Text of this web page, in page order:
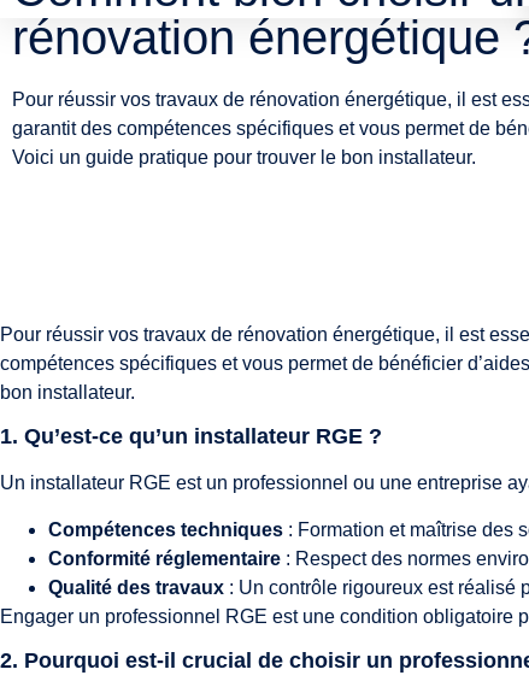
rénovation énergétique
Pour réussir vos travaux de rénovation énergétique, il est
garantit des compétences spécifiques et vous permet de
Voici un guide pratique pour trouver le bon installateur.
Pour réussir vos travaux de rénovation énergétique, il est
compétences spécifiques et vous permet de bénéficier
bon installateur.
1. Qu’est-ce qu’un installateur RGE ?
Un installateur RGE est un professionnel ou une entreprise
Compétences techniques : Formation et maîtrise des
Conformité réglementaire : Respect des normes
Qualité des travaux : Un contrôle rigoureux est réalisé
Engager un professionnel RGE est une condition obligatoire
2. Pourquoi est-il crucial de choisir un